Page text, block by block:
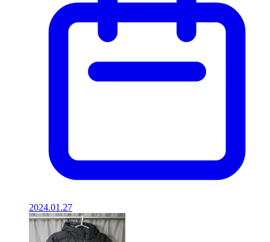
2024.01.27